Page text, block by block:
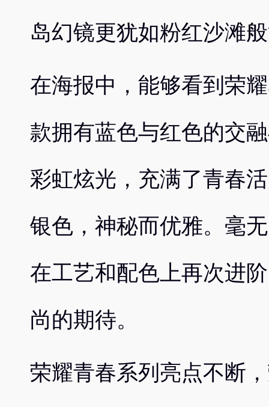
岛幻镜更犹如粉红沙滩
在海报中，能够看到荣
款拥有蓝色与红色的交
彩虹炫光，充满了青春
银色，神秘而优雅。毫
在工艺和配色上再次进
尚的期待。
荣耀青春系列亮点不断